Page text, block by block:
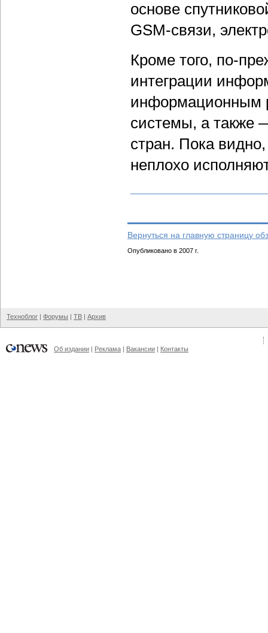
основе
GSM-связи,
Кроме того, по-
интеграции
информационным
системы, а также
стран. Пока видно,
неплохо
Вернуться на главную страницу
Опубликовано в 2007 г.
Техноблог | Форумы | ТВ | Архив
Об издании | Реклама | Вакансии | Контакты